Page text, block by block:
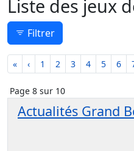
Liste des jeux
Filtrer
« ‹ 1 2 3 4 5 6
Page 8 sur 10
Actualités Grand